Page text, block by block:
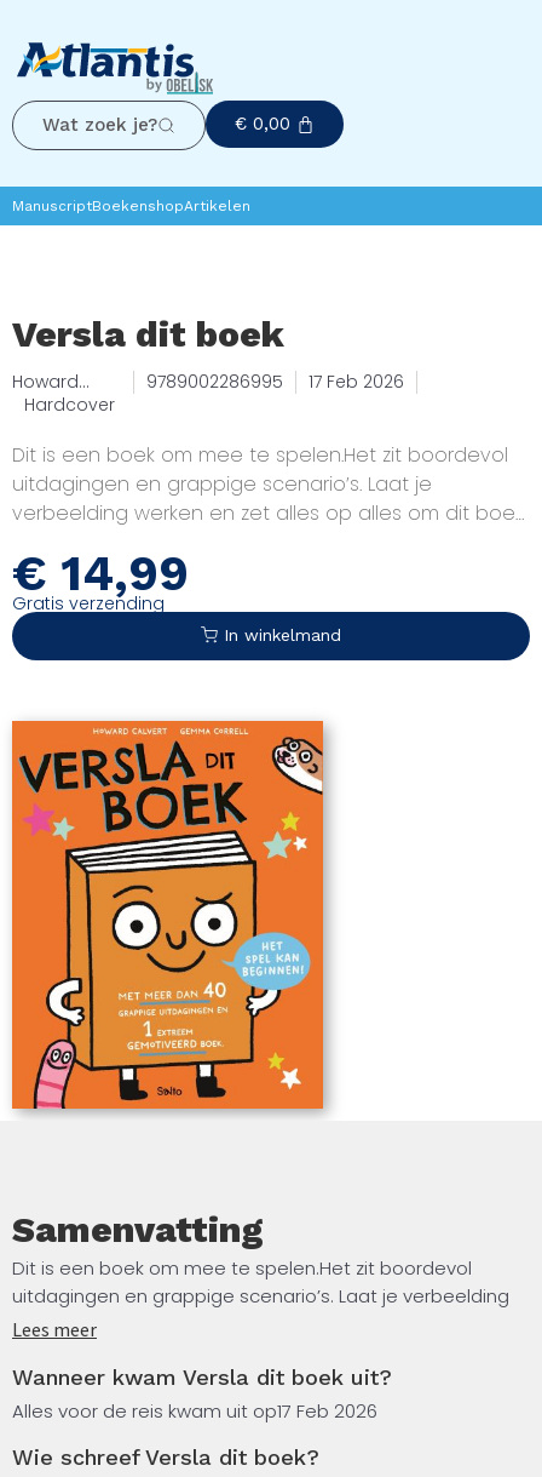
Wat zoek je? € 0,00
ManuscriptBoekenshopArtikelen
Versla dit boek
Howard
Calvert
9789002286995
17 Feb 2026
Hardcover
Dit is een boek om mee te spelen.Het zit boordevol
uitdagingen en grappige scenario’s. Laat je
verbeelding werken en zet alles op alles om dit boek
€ 14,99
Gratis verzending
In winkelmand
Samenvatting
Dit is een boek om mee te spelen.Het zit boordevol
uitdagingen en grappige scenario’s. Laat je verbeelding
werken en zet alles op alles om dit boek in de pan te
Lees meer
Wanneer kwam Versla dit boek uit?
Alles voor de reis kwam uit op17 Feb 2026
Wie schreef Versla dit boek?